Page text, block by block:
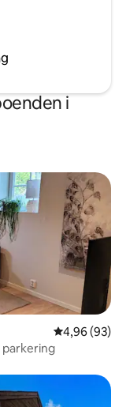
i
4,96 av 5 i
4,96 (93)
parkering